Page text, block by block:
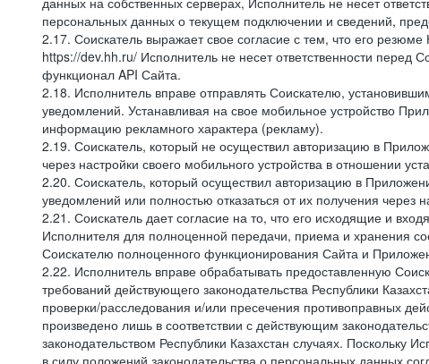
персональных данных о текущем подключении и сведений,
2.17. Соискатель выражает свое согласие с тем, что его
https://dev.hh.ru/ Исполнитель не несет ответственности перед
функционал API Сайта.
2.18. Исполнитель вправе отправлять Соискателю,
уведомлений. Устанавливая на свое мобильное устройство
информацию рекламного характера (рекламу).
2.19. Соискатель, который не осуществил авторизацию в
через настройки своего мобильного устройства в отношении
2.20. Соискатель, который осуществил авторизацию в
уведомлений или полностью отказаться от их получения через
2.21. Соискатель дает согласие на то, что его исходящие и
Исполнителя для полноценной передачи, приема и хранения
Соискателю полноценного функционирования Сайта и
2.22. Исполнитель вправе обрабатывать предоставленную
требований действующего законодательства Республики
проверки/расследования и/или пресечения противоправных
произведено лишь в соответствии с действующим
законодательством Республики Казахстан случаях.
в силу положений законодательства о персональных данных